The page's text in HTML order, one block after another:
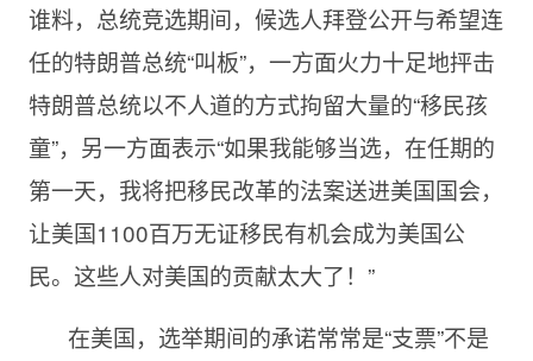
谁料，总统竞选期间，候选人拜登公开与希望连
任的特朗普总统“叫板”，一方面火力十足地抨击
特朗普总统以不人道的方式拘留大量的“移民孩
童”，另一方面表示“如果我能够当选，在任期的
第一天，我将把移民改革的法案送进美国国会，
让美国1100百万无证移民有机会成为美国公
民。这些人对美国的贡献太大了！”
在美国，选举期间的承诺常常是“支票”不是